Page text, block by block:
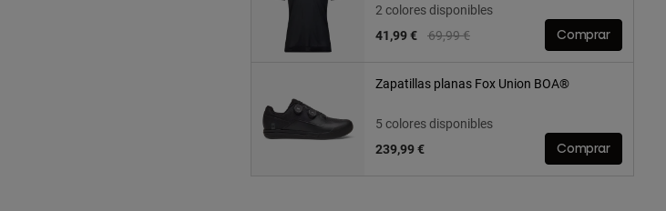
2 colores disponibles
Price reduced from
69,99 €to
41,99 € Comprar
Zapatillas planas Fox Union BOA®
5 colores disponibles
239,99 €
Comprar